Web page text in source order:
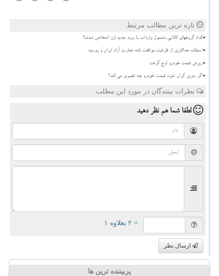
تازه ترین مطالب مرتبط
کدام گروههای کالایی مشمول واردات با رویه جدید ارز اشخاص شدند؟
استفاده حداکثری از ظرفیت موافقت نامه تجارت آزاد ایران و روسیه
ریزش قیمت خودرو اوج گرفت
اگر بنزین گران شود، قیمت خودرو چه تغییری می کند؟
نظرات بینندگان در مورد این مطلب
لطفا شما همنظر دهید
= ۲ بعلاوه ۱
ارسال نظر
پربیننده ترین ها